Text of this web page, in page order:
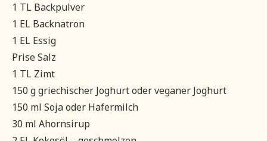
1 TL Backpulver
1 EL Backnatron
1 EL Essig
Prise Salz
1 TL Zimt
150 g griechischer Joghurt oder veganer Joghurt
150 ml Soja oder Hafermilch
30 ml Ahornsirup